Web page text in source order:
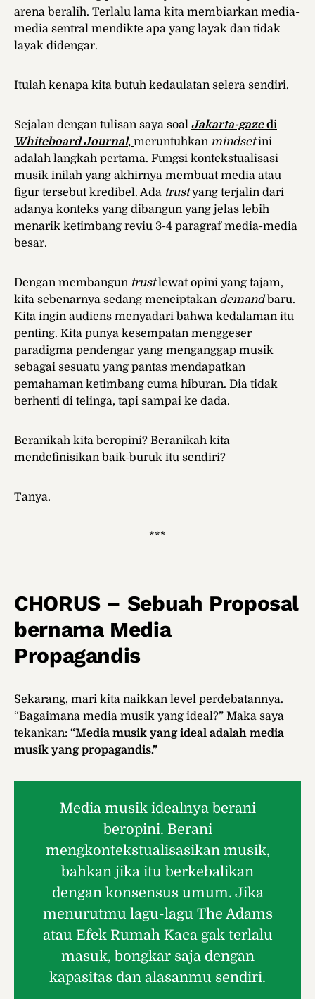
arena beralih. Terlalu lama kita membiarkan media-
media sentral mendikte apa yang layak dan tidak
layak didengar.
Itulah kenapa kita butuh kedaulatan selera sendiri.
Sejalan dengan tulisan saya soal Jakarta-gazedi
Whiteboard Journal, meruntuhkan mindsetini
adalah langkah pertama. Fungsi kontekstualisasi
musik inilah yang akhirnya membuat media atau
figur tersebut kredibel. Ada trustyang terjalin dari
adanya konteks yang dibangun yang jelas lebih
menarik ketimbang reviu 3-4 paragraf media-media
besar.
Dengan membangun trustlewat opini yang tajam,
kita sebenarnya sedang menciptakan demandbaru.
Kita ingin audiens menyadari bahwa kedalaman itu
penting. Kita punya kesempatan menggeser
paradigma pendengar yang menganggap musik
sebagai sesuatu yang pantas mendapatkan
pemahaman ketimbang cuma hiburan. Dia tidak
berhenti di telinga, tapi sampai ke dada.
Beranikah kita beropini? Beranikah kita
mendefinisikan baik-buruk itu sendiri?
Tanya.
***
CHORUS – Sebuah Proposal
bernama Media
Propagandis
Sekarang, mari kita naikkan level perdebatannya.
“Bagaimana media musik yang ideal?” Maka saya
tekankan: “Media musik yang ideal adalah media
musik yang propagandis.”
Media musik idealnya berani
beropini. Berani
mengkontekstualisasikan musik,
bahkan jika itu berkebalikan
dengan konsensus umum. Jika
menurutmu lagu-lagu The Adams
atau Efek Rumah Kaca gak terlalu
masuk, bongkar saja dengan
kapasitas dan alasanmu sendiri.